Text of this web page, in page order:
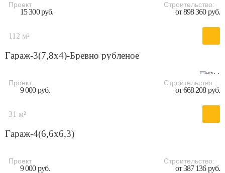
Проект
15 300 руб.
Строительство:
от 898 360 руб.
112 м²
Гараж-3(7,8x4)-Бревно рубленое
Проект
9 000 руб.
Строительство:
от 668 208 руб.
31 м²
Гараж-4(6,6x6,3)
Проект
9 000 руб.
Строительство:
от 387 136 руб.